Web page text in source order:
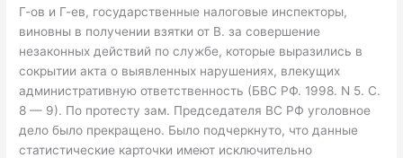
Г-ов и Г-ев, государственные налоговые инспекторы,
виновны в получении взятки от В. за совершение
незаконных действий по службе, которые выразились в
сокрытии акта о выявленных нарушениях, влекущих
административную ответственность (БВС РФ. 1998. N 5. С.
8 — 9). По протесту зам. Председателя ВС РФ уголовное
дело было прекращено. Было подчеркнуто, что данные
статистические карточки имеют исключительно